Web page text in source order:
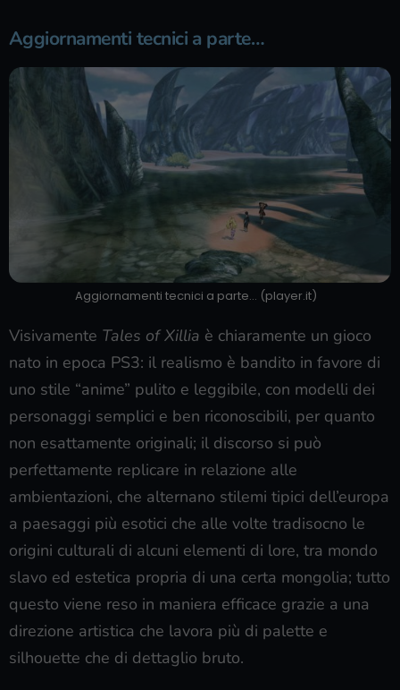
Aggiornamenti tecnici a parte…
Aggiornamenti tecnici a parte… (player.it)
Visivamente Tales of Xillia è chiaramente un gioco
nato in epoca PS3: il realismo è bandito in favore di
uno stile “anime” pulito e leggibile, con modelli dei
personaggi semplici e ben riconoscibili, per quanto
non esattamente originali; il discorso si può
perfettamente replicare in relazione alle
ambientazioni, che alternano stilemi tipici dell’europa
a paesaggi più esotici che alle volte tradisocno le
origini culturali di alcuni elementi di lore, tra mondo
slavo ed estetica propria di una certa mongolia; tutto
questo viene reso in maniera efficace grazie a una
direzione artistica che lavora più di palette e
silhouette che di dettaglio bruto.